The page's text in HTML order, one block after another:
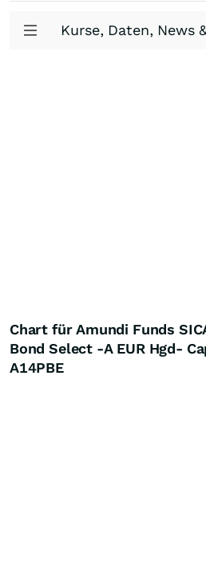
Kurse, Daten, News
Chart für Amundi Funds
Bond Select -A EUR Hgd-
A14PBE